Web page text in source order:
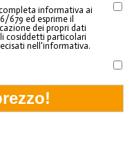
informativa ai
679 ed esprime il
dei propri dati
cosiddetti particolari
nell'informativa.